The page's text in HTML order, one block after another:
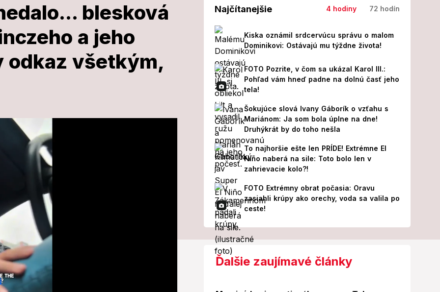
blesková
a jeho
odkaz všetkým,
to nedalo...
na VIDEO
syna
odkaz
Najčítanejšie 4 hodiny 72 hodín
Kiska oznámil srdcervúcu správu o malom
Dominikovi: Ostávajú mu týždne života!
FOTO Pozrite, v čom sa ukázal Karol III.:
Pohľad vám hneď padne na dolnú časť jeho
tela!
Šokujúce slová Ivany Gáborík o vzťahu s
Mariánom: Ja som bola úplne na dne!
Druhýkrát by do toho nešla
To najhoršie ešte len PRÍDE! Extrémne El
Niño naberá na sile: Toto bolo len v
zahrievacie kolo?!
FOTO Extrémny obrat počasia: Oravu
zasiahli krúpy ako orechy, voda sa valila po
ceste!
Ďalšie zaujímavé články